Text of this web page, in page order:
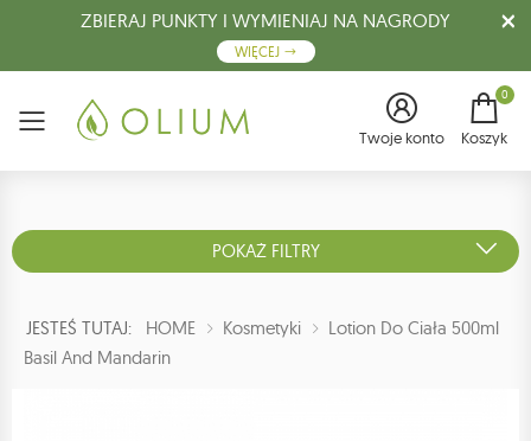
ZBIERAJ PUNKTY I WYMIENIAJ NA NAGRODY
WIĘCEJ
Menu Twoje konto
0
Koszyk
POKAŻ FILTRY
JESTEŚ TUTAJ: HOME Kosmetyki
Lotion Do Ciała 500ml
Basil And Mandarin